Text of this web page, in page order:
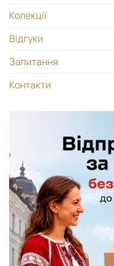
Колекції
Відгуки
Запитання
Контакти